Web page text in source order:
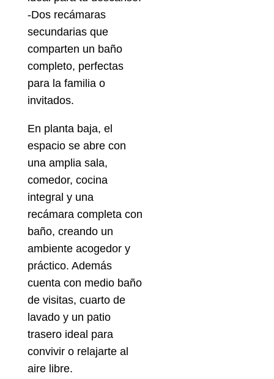
-Dos recámaras
secundarias que
comparten un baño
completo, perfectas
para la familia o
invitados.
En planta baja, el
espacio se abre con
una amplia sala,
comedor, cocina
integral y una
recámara completa con
baño, creando un
ambiente acogedor y
práctico. Además
cuenta con medio baño
de visitas, cuarto de
lavado y un patio
trasero ideal para
convivir o relajarte al
aire libre.